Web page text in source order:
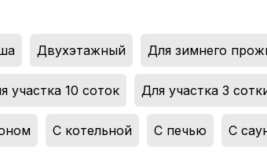
Двухэтажный Для зимнего
участка 10 соток Для участка 3
С котельной С печью С